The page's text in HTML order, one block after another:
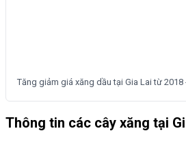
Tăng giảm giá xăng dầu tại Gia Lai từ 2018
Thông tin các cây xăng tại